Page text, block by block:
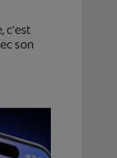
c'est
son